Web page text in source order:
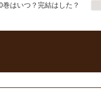
巻はいつ？完結はした？